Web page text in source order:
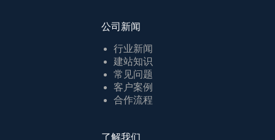
公司新闻
行业新闻
建站知识
常见问题
客户案例
合作流程
了解我们